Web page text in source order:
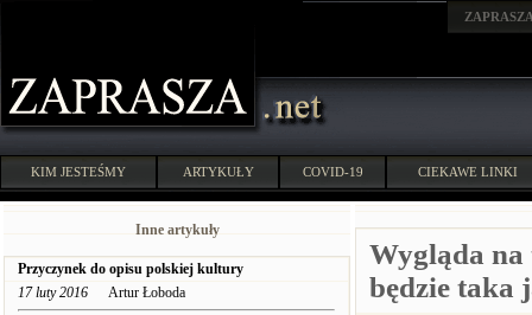
KIM JESTEŚMY ARTYKUŁY COVID-19 CIEKAWE LINKI
Inne artykuły
Przyczynek do opisu polskiej kultury
17 luty 2016 Artur Łoboda
Wygląda
będzie taka